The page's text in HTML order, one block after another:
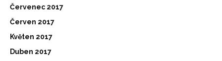
Červenec 2017
Červen 2017
Květen 2017
Duben 2017